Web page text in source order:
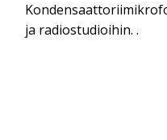
ja radiostudioihin. .